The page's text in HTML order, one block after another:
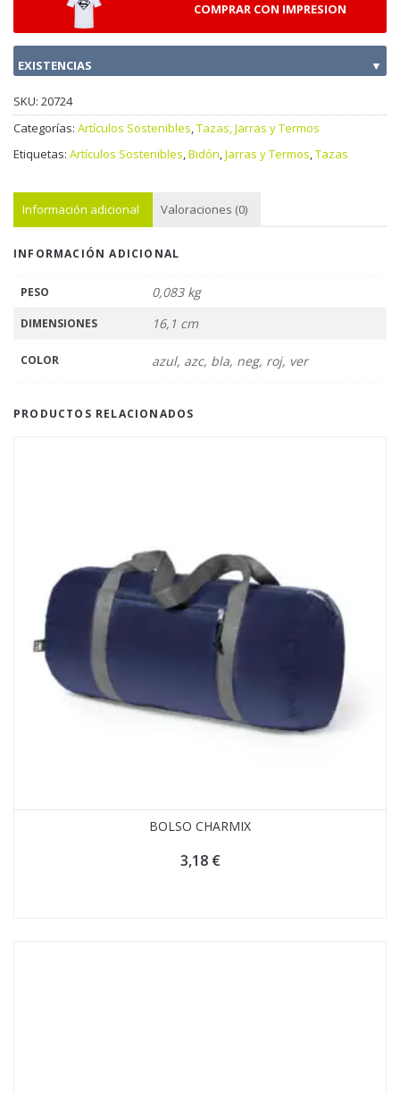
COMPRAR CON IMPRESION
EXISTENCIAS ▼
SKU: 20724
Categorías: Artículos Sostenibles,Tazas, Jarras y Termos
Etiquetas: Artículos Sostenibles,Bidón,Jarras y Termos,Tazas
Información adicional Valoraciones (0)
INFORMACIÓN ADICIONAL
PESO 0,083 kg
DIMENSIONES 16,1 cm
COLOR azul, azc, bla, neg, roj, ver
PRODUCTOS RELACIONADOS
BOLSO CHARMIX
3,18 €